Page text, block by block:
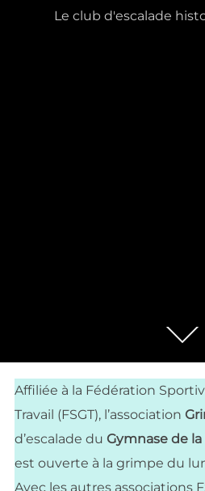
Le club d'escalade
au
Affiliée à la Fédération
Travail (FSGT), l’association
d’escalade du Gymnase de
est ouverte à la grimpe du
Avec les autres associations